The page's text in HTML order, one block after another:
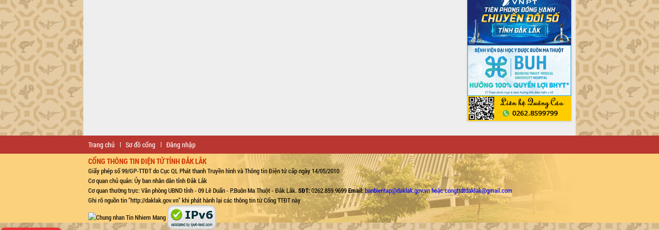
Trang chủ Sơ đồ cổng Đăng nhập
CỔNG THÔNG TIN ĐIỆN TỬ TỈNH ĐẮK LẮK
Giấy phép số 99/GP-TTĐT do Cục QL Phát thanh Truyền hình và Thông tin Điện tử cấp ngày 14/05/2010
Cơ quan chủ quản: Ủy ban nhân dân tỉnh Đắk Lắk
Cơ quan thường trực: Văn phòng UBND tỉnh - 09 Lê Duẩn - P.Buôn Ma Thuột - Đắk Lắk.SĐT:0262.859.9699Email:banbientap@daklak.gov.vn hoặc congttdtdaklak@gmail.com
Ghi rõ nguồn tin "http://daklak.gov.vn" khi phát hành lại các thông tin từ Cổng TTĐT này